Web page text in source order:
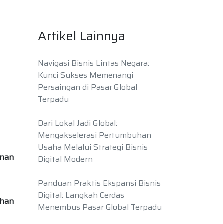
Artikel Lainnya
Navigasi Bisnis Lintas Negara:
Kunci Sukses Memenangi
Persaingan di Pasar Global
Terpadu
Dari Lokal Jadi Global:
Mengakselerasi Pertumbuhan
Usaha Melalui Strategi Bisnis
Digital Modern
Panduan Praktis Ekspansi Bisnis
Digital: Langkah Cerdas
Menembus Pasar Global Terpadu